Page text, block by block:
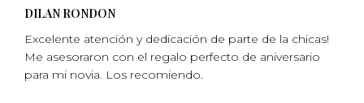
DILAN RONDON
Excelente atención y dedicación de parte de la chicas!
Me asesoraron con el regalo perfecto de aniversario
para mi­ novia. Los recomiendo.